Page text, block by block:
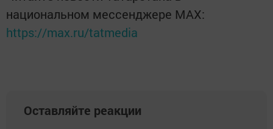
национальном мессенджере MАХ:
https://max.ru/tatmedia
Оставляйте реакции